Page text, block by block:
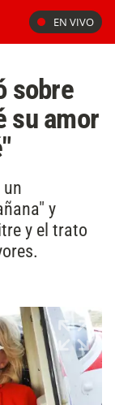
EN VIVO
sobre
su amor
y
y el trato